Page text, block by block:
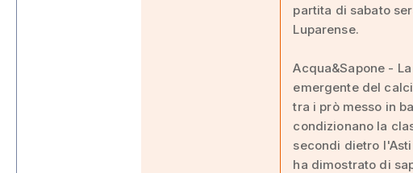
partita di sabato
Luparense.
Acqua&Sapone -
emergente del
tra i prò messo in
condizionano la
secondi dietro
ha dimostrato di